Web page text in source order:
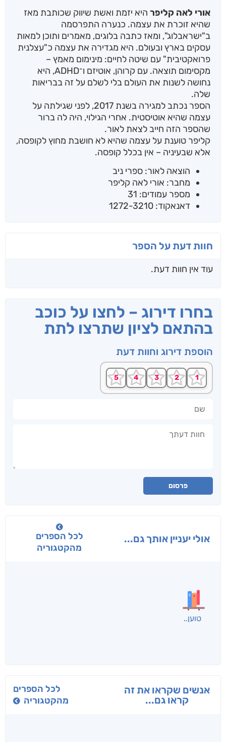
אורי לאה קליפר היא יזמת ואשת שיווק שכותבת מאז
שהיא זוכרת את עצמה. כנערה התפרסמה
ב"ישראבלוג", ומאז כתבה בלוגים, מאמרים ותוכן למאות
עסקים בארץ ובעולם. היא מגדירה את עצמה כ"עצלנית
פרואקטיבית" עם שיטה לחיים: מינימום מאמץ –
מקסימום תוצאה. עם קרוהן, אוטיזם ו־ADHD, היא
נחושה לשנות את העולם בלי לשלם על זה בבריאות
שלה.
הספר נכתב למגירה בשנת 2017, לפני שגילתה על
עצמה שהיא אוטיסטית. אחרי הגילוי, היה לה ברור
שהספר הזה חייב לצאת לאור.
קליפר טוענת על עצמה שהיא לא חושבת מחוץ לקופסה,
אלא שבעיניה – אין בכלל קופסה.
הוצאה לאור: ספרי ניב
מחבר: אורי לאה קליפר
מספר עמודים: 31
דאנאקוד: 1272-3210
חוות דעת על הספר
עוד אין חוות דעת.
בחרו דירוג – לחצו על כוכב
בהתאם לציון שתרצו לתת
הוספת דירוג וחוות דעת
פרסום
אולי יעניין אותך גם...
לכל הספרים
מהקטגוריה
בפנוכו
חני שאטן
תרדמת
א. פ.